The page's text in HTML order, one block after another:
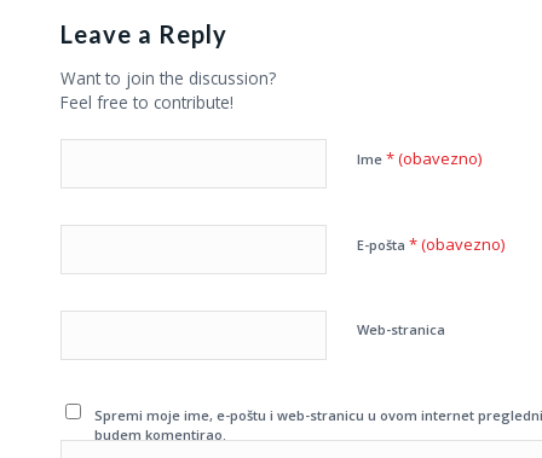
Leave a Reply
Want to join the discussion?
Feel free to contribute!
Ime * (obavezno)
E-pošta * (obavezno)
Web-stranica
Spremi moje ime, e-poštu i web-stranicu u ovom internet
budem komentirao.